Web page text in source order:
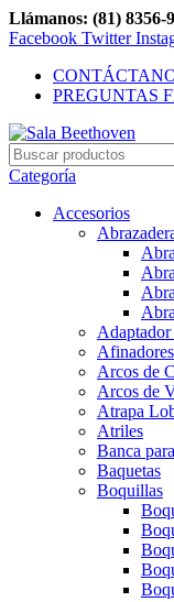
Llámanos: (81) 8356-
Facebook Twitter
PREGUNTAS
Categoría
Accesorios
Afinadores
Arcos de
Arcos de
Atrapa
Atriles
Banca
Baquetas
Boquillas